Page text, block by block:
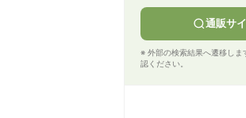
通販サ
※ 外部の検索結果へ遷移し
認ください。